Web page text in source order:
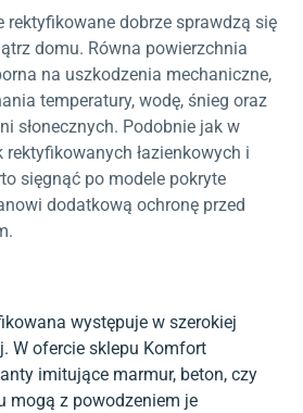
rektyfikowane dobrze sprawdzą się
domu. Równa powierzchnia
na uszkodzenia mechaniczne,
temperatury, wodę, śnieg oraz
słonecznych. Podobnie jak w
rektyfikowanych łazienkowych i
sięgnąć po modele pokryte
dodatkową ochronę przed
występuje w szerokiej
W ofercie sklepu Komfort
imitujące marmur, beton, czy
mogą z powodzeniem je